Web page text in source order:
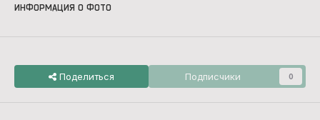
ИНФОРМАЦИЯ О ФОТО
Поделиться Подписчики 0